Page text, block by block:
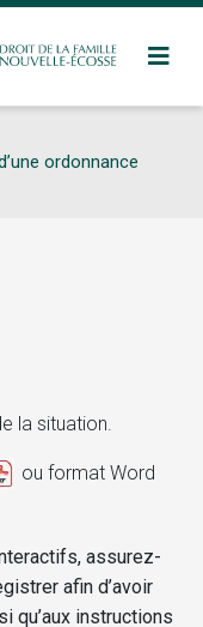
ordonnance
la situation.
ou format Word
assurez-
afin d’avoir
qu’aux instructions